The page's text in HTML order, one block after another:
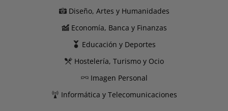
Diseño, Artes y Humanidades
Economía, Banca y Finanzas
Educación y Deportes
Hostelería, Turismo y Ocio
Imagen Personal
Informática y Telecomunicaciones